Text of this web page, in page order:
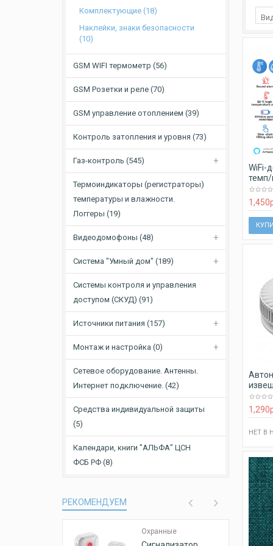
Комплектующие (18)
Наклейки, знаки безопасности
(10)
GSM WIFI термометр (56)
GSM Розетки и реле (70)
GSM управление отоплением (39)
Контроль затопления и уровня (73)
Газ-контроль (545)
Термоиндикаторы (регистраторы)
температуры и влажности.
Логгеры (19)
Видеодомофоны (48)
Система "Умный дом" (189)
Системы контроля и управления
доступом (СКУД) (91)
Источники питания (157)
Монтаж и настройка (0)
Сетевое оборудование. Антенны.
Интернет подключение. (42)
Средства индивидуальной защиты
(5)
Календари, книги "АЛЬФА" ЦСН
ФСБ PФ (8)
РЕКОМЕНДУЕМ
Охранные
сигнализации
WiFi-
1,450
П-1
1,290
НЕТ В